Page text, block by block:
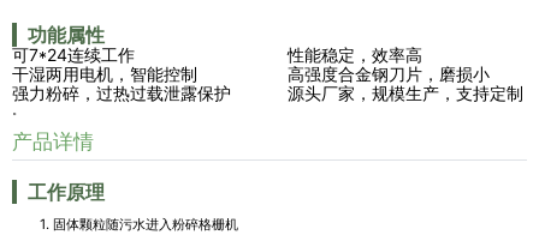
功能属性
可7*24连续工作
性能稳定，效率高
干湿两用电机，智能控制
高强度合金钢刀片，磨损小
强力粉碎，过热过载泄露保护
源头厂家，规模生产，支持定制
。
产品详情
工作原理
1. 固体颗粒随污水进入粉碎格栅机